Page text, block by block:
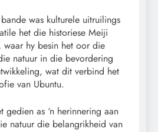
was kulturele uitruilings
het die historiese Meiji
waar hy besin het oor die
natuur in die bevordering
wat dit verbind het
van Ubuntu.
gedien as ‘n herinnering aan
natuur die belangrikheid van